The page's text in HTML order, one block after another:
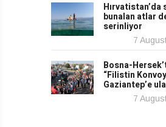
Hırvatistan’da
bunalan atlar
serinliyor
7
Bosna-
“Filistin
Gaziantep’e
7